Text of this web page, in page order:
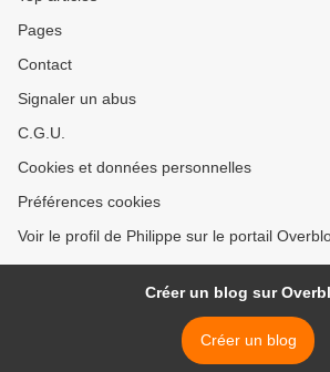
Pages
Contact
Signaler un abus
C.G.U.
Cookies et données personnelles
Préférences cookies
Voir le profil de Philippe sur le portail
Créer un blog sur
Créer un blog